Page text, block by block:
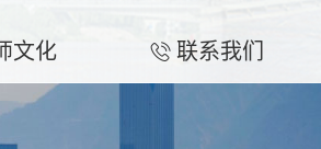
文化 联系我们